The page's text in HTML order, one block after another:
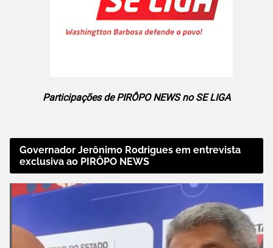
Participações de PIRÔPO NEWS no SE LIGA
Governador Jerônimo Rodrigues em entrevista
exclusiva ao PIRÔPO NEWS